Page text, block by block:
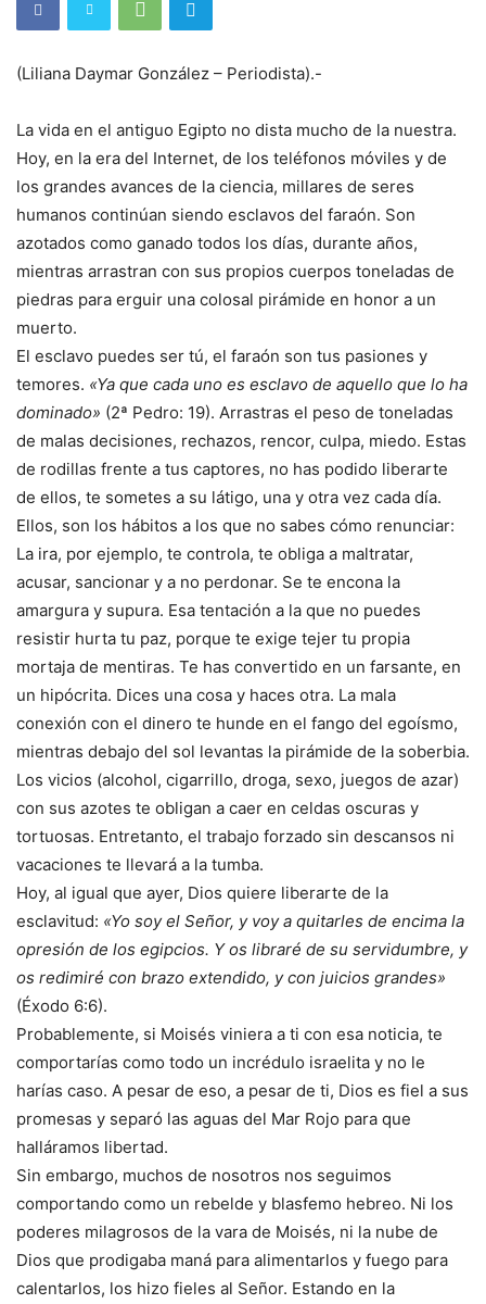
(Liliana Daymar González – Periodista).-
La vida en el antiguo Egipto no dista mucho de la nuestra.
Hoy, en la era del Internet, de los teléfonos móviles y de
los grandes avances de la ciencia, millares de seres
humanos continúan siendo esclavos del faraón. Son
azotados como ganado todos los días, durante años,
mientras arrastran con sus propios cuerpos toneladas de
piedras para erguir una colosal pirámide en honor a un
muerto.
El esclavo puedes ser tú, el faraón son tus pasiones y
temores. «Ya que cada uno es esclavo de aquello que lo ha
dominado» (2ª Pedro: 19). Arrastras el peso de toneladas
de malas decisiones, rechazos, rencor, culpa, miedo. Estas
de rodillas frente a tus captores, no has podido liberarte
de ellos, te sometes a su látigo, una y otra vez cada día.
Ellos, son los hábitos a los que no sabes cómo renunciar:
La ira, por ejemplo, te controla, te obliga a maltratar,
acusar, sancionar y a no perdonar. Se te encona la
amargura y supura. Esa tentación a la que no puedes
resistir hurta tu paz, porque te exige tejer tu propia
mortaja de mentiras. Te has convertido en un farsante, en
un hipócrita. Dices una cosa y haces otra. La mala
conexión con el dinero te hunde en el fango del egoísmo,
mientras debajo del sol levantas la pirámide de la soberbia.
Los vicios (alcohol, cigarrillo, droga, sexo, juegos de azar)
con sus azotes te obligan a caer en celdas oscuras y
tortuosas. Entretanto, el trabajo forzado sin descansos ni
vacaciones te llevará a la tumba.
Hoy, al igual que ayer, Dios quiere liberarte de la
esclavitud: «Yo soy el Señor, y voy a quitarles de encima la
opresión de los egipcios. Y os libraré de su servidumbre, y
os redimiré con brazo extendido, y con juicios grandes»
(Éxodo 6:6).
Probablemente, si Moisés viniera a ti con esa noticia, te
comportarías como todo un incrédulo israelita y no le
harías caso. A pesar de eso, a pesar de ti, Dios es fiel a sus
promesas y separó las aguas del Mar Rojo para que
halláramos libertad.
Sin embargo, muchos de nosotros nos seguimos
comportando como un rebelde y blasfemo hebreo. Ni los
poderes milagrosos de la vara de Moisés, ni la nube de
Dios que prodigaba maná para alimentarlos y fuego para
calentarlos, los hizo fieles al Señor. Estando en la